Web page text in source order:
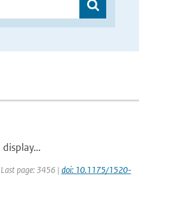
page: 3456 | doi: 10.1175/1520-